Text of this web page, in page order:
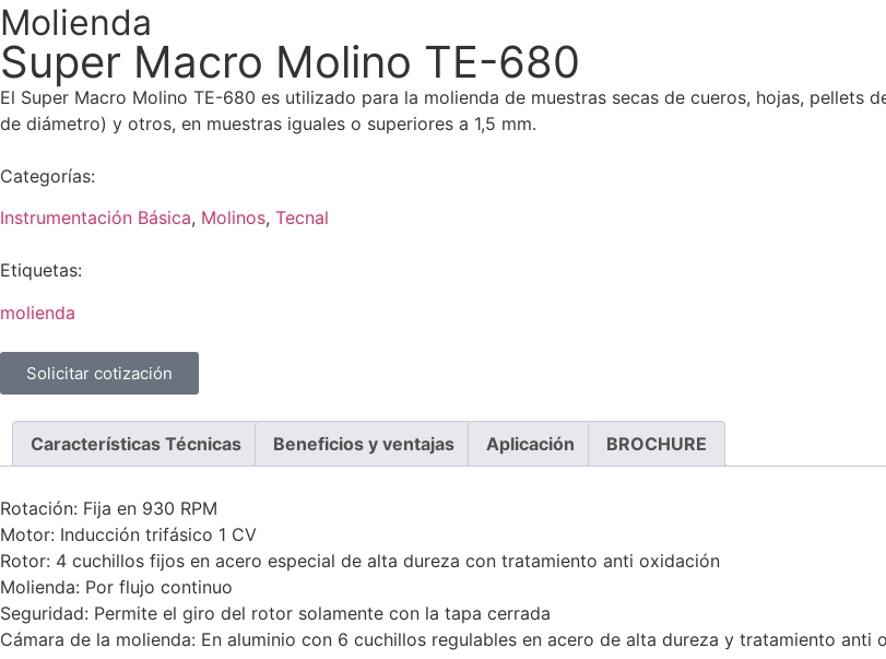
Molienda
Super Macro Molino TE-680
El Super Macro Molino TE-680 es utilizado para la molienda de muestras secas de cueros, hojas, pellets
de diámetro) y otros, en muestras iguales o superiores a 1,5 mm.
Categorías:
Instrumentación Básica, Molinos, Tecnal
Etiquetas:
molienda
Solicitar cotización
Características Técnicas Beneficios y ventajas Aplicación BROCHURE
Rotación: Fija en 930 RPM
Motor: Inducción trifásico 1 CV
Rotor: 4 cuchillos fijos en acero especial de alta dureza con tratamiento anti oxidación
Molienda: Por flujo continuo
Seguridad: Permite el giro del rotor solamente con la tapa cerrada
Cámara de la molienda: En aluminio con 6 cuchillos regulables en acero de alta dureza y tratamiento anti